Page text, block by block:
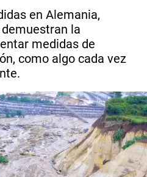
en Alemania,
la
medidas de
como algo cada vez